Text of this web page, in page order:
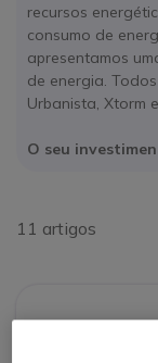
recursos
consumo de
apresentamos
de energia.
Urbanista, Xtorm
O seu
11 artigos